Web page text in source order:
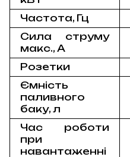
Частота, Гц
Сила струму
макс., А
Розетки
Ємність
паливного
баку, л
Час роботи
при
навантаженні